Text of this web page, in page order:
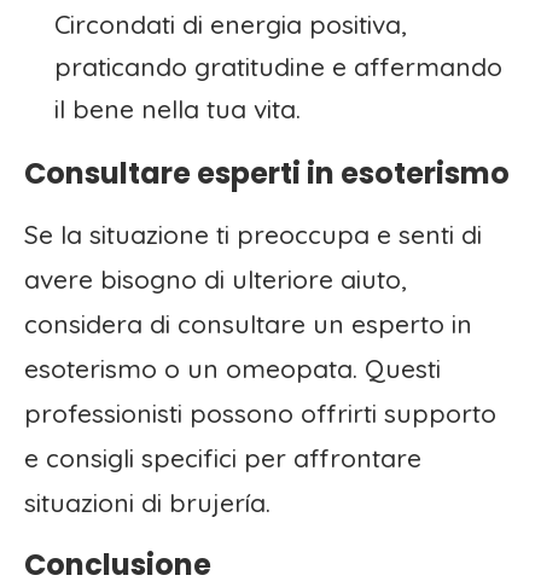
Circondati di energia positiva,
praticando gratitudine e affermando
il bene nella tua vita.
Consultare esperti in esoterismo
Se la situazione ti preoccupa e senti di
avere bisogno di ulteriore aiuto,
considera di consultare un esperto in
esoterismo o un omeopata. Questi
professionisti possono offrirti supporto
e consigli specifici per affrontare
situazioni di brujería.
Conclusione